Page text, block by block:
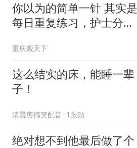
你以为的简单一针 其实是
每日重复练习，护士分享
重庆观天下
这么结实的床，能睡一辈
子！
清晨剪搞笑配音 1跟贴
绝对想不到他最后做了个